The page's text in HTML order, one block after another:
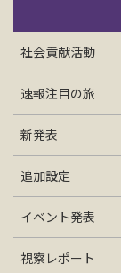
社会貢献活動
速報注目の旅
新発表
追加設定
イベント発表
視察レポート